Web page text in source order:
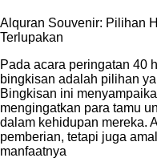
Alquran Souvenir: Pilihan
Terlupakan
Pada acara peringatan 40
bingkisan adalah pilihan
Bingkisan ini
mengingatkan para tamu
dalam kehidupan mereka.
pemberian, tetapi juga
manfaatnya